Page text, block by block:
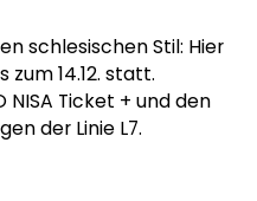
schlesischen Stil: Hier
zum 14.12. statt.
NISA Ticket + und den
der Linie L7.